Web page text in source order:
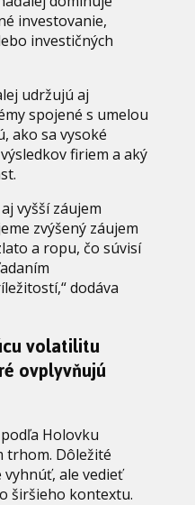
investovanie,
investičných
udržujú aj
spojené s umelou
ako sa vysoké
firiem a aký
vyšší záujem
zvýšený záujem
a ropu, čo súvisí
dodáva
volatilitu
ovplyvňujú
Holovku
trhom. Dôležité
ale vedieť
širšieho kontextu.